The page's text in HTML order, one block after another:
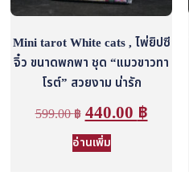
Mini tarot White cats , ไพ่ยิปซี
จิ๋ว ขนาดพกพา ชุด “แมวขาวทา
โรต์” สวยงาม น่ารัก
599.00฿ 440.00 ฿
อ่านเพิ่ม